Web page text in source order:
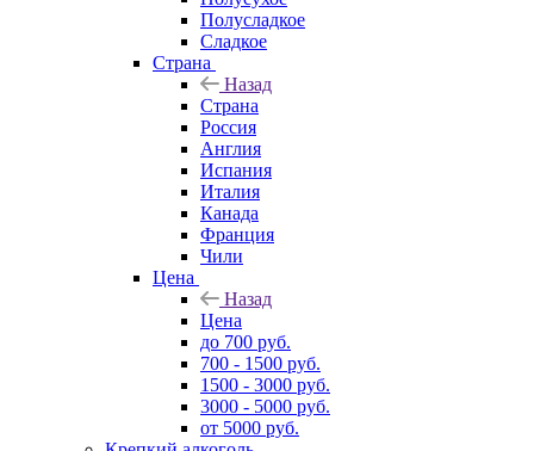
Полусладкое
Сладкое
Страна
Назад
Страна
Россия
Англия
Испания
Италия
Канада
Франция
Чили
Цена
Назад
Цена
до 700 руб.
700 - 1500 руб.
1500 - 3000 руб.
3000 - 5000 руб.
от 5000 руб.